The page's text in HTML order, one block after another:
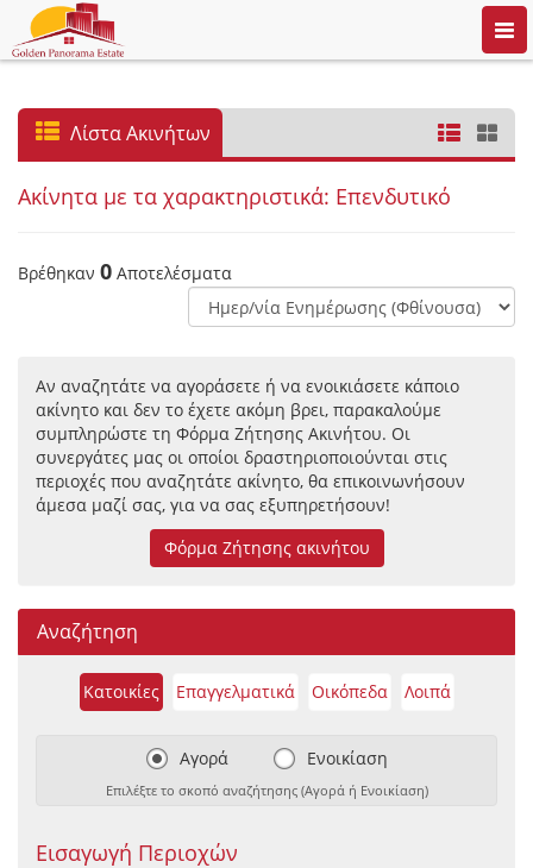
Λίστα Ακινήτων
Ακίνητα με τα χαρακτηριστικά: Επενδυτικό
Βρέθηκαν 0 Αποτελέσματα
Αν αναζητάτε να αγοράσετε ή να ενοικιάσετε κάποιο
ακίνητο και δεν το έχετε ακόμη βρει, παρακαλούμε
συμπληρώστε τη Φόρμα Ζήτησης Ακινήτου. Οι
συνεργάτες μας οι οποίοι δραστηριοποιούνται στις
περιοχές που αναζητάτε ακίνητο, θα επικοινωνήσουν
άμεσα μαζί σας, για να σας εξυπηρετήσουν!
Φόρμα Ζήτησης ακινήτου
Αναζήτηση
Κατοικίες Επαγγελματικά Οικόπεδα Λοιπά
Αγορά Ενοικίαση
Επιλέξτε το σκοπό αναζήτησης (Αγορά ή Ενοικίαση)
Εισαγωγή Περιοχών